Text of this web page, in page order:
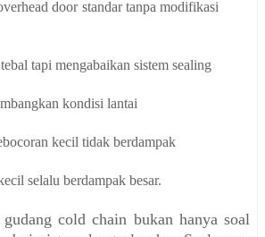
door standar tanpa modifikasi
tapi mengabaikan sistem sealing
kondisi lantai
kecil tidak berdampak
selalu berdampak besar.
cold chain bukan hanya soal